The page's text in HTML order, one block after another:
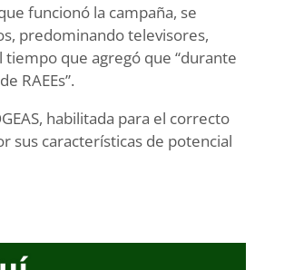
funcionó la campaña, se
predominando televisores,
tiempo que agregó que “durante
RAEEs”.
habilitada para el correcto
sus características de potencial